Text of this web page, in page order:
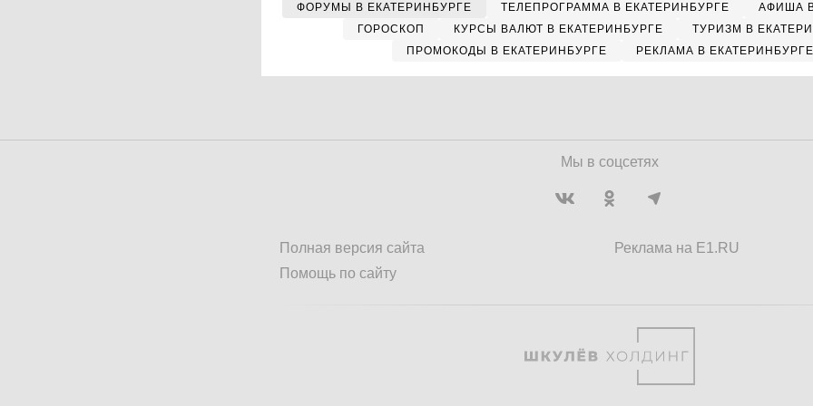
ФОРУМЫ В ЕКАТЕРИНБУРГЕ
ТЕЛЕПРОГРАММА В ЕКАТЕРИНБУРГЕ
АФИША
ГОРОСКОП
КУРСЫ ВАЛЮТ В ЕКАТЕРИНБУРГЕ
ТУРИЗМ В
ПРОМОКОДЫ В ЕКАТЕРИНБУРГЕ
РЕКЛАМА В ЕКАТЕРИНБУРГЕ
Мы в соцсетях
Полная версия сайта
Помощь по сайту
Реклама на E1.RU